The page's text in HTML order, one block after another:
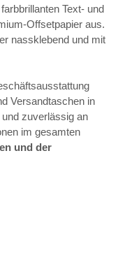
Text- und
Offsetpapier aus.
nassklebend und mit
Versandtaschen in
zuverlässig an
im gesamten
und der